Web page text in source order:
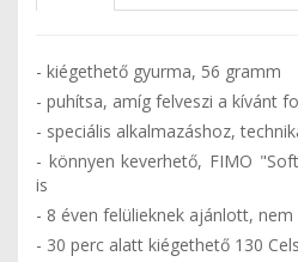
- kiégethető gyurma, 56 gramm
- puhítsa, amíg felveszi a kívánt
- speciális alkalmazáshoz,
- könnyen keverhető, FIMO
is
- 8 éven felülieknek ajánlott,
- 30 perc alatt kiégethető 130